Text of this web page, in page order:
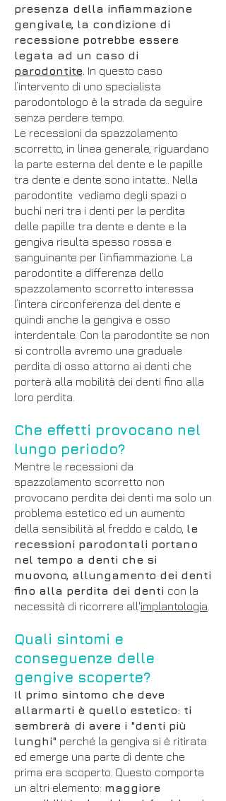
presenza della infiammazione
gengivale, la condizione di
recessione potrebbe essere
legata ad un caso di
parodontite. In questo caso
l’intervento di uno specialista
parodontologo è la strada da seguire
senza perdere tempo.
Le recessioni da spazzolamento
scorretto, in linea generale, riguardano
la parte esterna del dente e le papille
tra dente e dente sono intatte.. Nella
parodontite vediamo degli spazi o
buchi neri tra i denti per la perdita
delle papille tra dente e dente e la
gengiva risulta spesso rossa e
sanguinante per l’infiammazione. La
parodontite a differenza dello
spazzolamento scorretto interessa
l’intera circonferenza del dente e
quindi anche la gengiva e osso
interdentale. Con la parodontite se non
si controlla avremo una graduale
perdita di osso attorno ai denti che
porterà alla mobilità dei denti fino alla
loro perdita.
Che effetti provocano nel
lungo periodo?
Mentre le recessioni da
spazzolamento scorretto non
provocano perdita dei denti ma solo un
problema estetico ed un aumento
della sensibilità al freddo e caldo, le
recessioni parodontali portano
nel tempo a denti che si
muovono, allungamento dei denti
fino alla perdita dei denti con la
necessità di ricorrere all'implantologia
Quali sintomi e
conseguenze delle
gengive scoperte?
Il primo sintomo che deve
allarmarti è quello estetico: ti
sembrerà di avere i "denti più
lunghi" perché la gengiva si è ritirata
ed emerge una parte di dente che
prima era scoperto. Questo comporta
un altri elemento: maggiore